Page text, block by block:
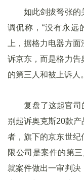
如此剑拔弩张的关
调侃称，“没有永远
上，据格力电器方
诉京东，而是格力告
的第三人和被上诉人。
复盘了这起官司
别起诉奥克斯20款
者，旗下的京东世纪
限公司是案件的第
就案件做出一审判决